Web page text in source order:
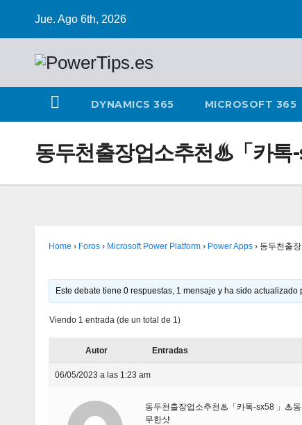
Jue. Ago 6th, 2026
DYNAMICS 365 MICROSOFT 365
동두천출장업소추천♨「카
Home › Foros › Microsoft Power Platform › Power Apps › 동두천출
Este debate tiene 0 respuestas, 1 mensaje y ha sido actualizado
Viendo 1 entrada (de un total de 1)
Autor Entradas
06/05/2023 a las 1:23 am
동두천출장업소추천♨「카톡-sx58 」♨
무한샷